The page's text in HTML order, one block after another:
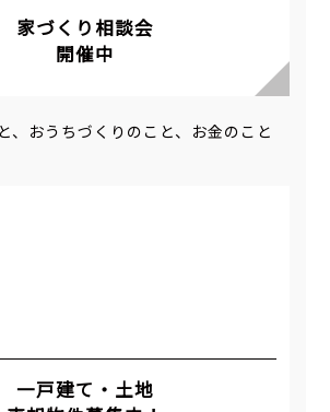
家づくり相談会
開催中
、おうちづくりのこと、お金のこと
一戸建て・土地